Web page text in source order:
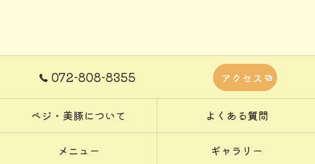
072-808-8355 アクセス
ベジ・美豚について よくある質問
メニュー ギャラリー